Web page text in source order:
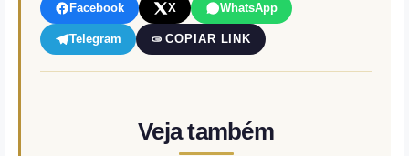
Facebook X WhatsApp
Telegram COPIAR LINK
Veja também